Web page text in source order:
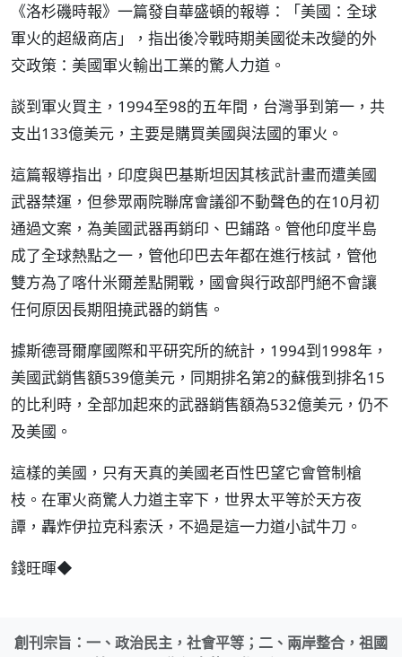
《洛杉磯時報》一篇發自華盛頓的報導：「美國：全球
軍火的超級商店」，指出後冷戰時期美國從未改變的外
交政策：美國軍火輸出工業的驚人力道。
談到軍火買主，1994至98的五年間，台灣爭到第一，共
支出133億美元，主要是購買美國與法國的軍火。
這篇報導指出，印度與巴基斯坦因其核武計畫而遭美國
武器禁運，但參眾兩院聯席會議卻不動聲色的在10月初
通過文案，為美國武器再銷印、巴鋪路。管他印度半島
成了全球熱點之一，管他印巴去年都在進行核試，管他
雙方為了喀什米爾差點開戰，國會與行政部門絕不會讓
任何原因長期阻撓武器的銷售。
據斯德哥爾摩國際和平研究所的統計，1994到1998年，
美國武銷售額539億美元，同期排名第2的蘇俄到排名15
的比利時，全部加起來的武器銷售額為532億美元，仍不
及美國。
這樣的美國，只有天真的美國老百性巴望它會管制槍
枝。在軍火商驚人力道主宰下，世界太平等於天方夜
譚，轟炸伊拉克科索沃，不過是這一力道小試牛刀。
錢旺暉◆
創刊宗旨：一、政治民主，社會平等；二、兩岸整合，祖國